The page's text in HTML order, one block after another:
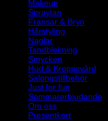
Makeup
Spraytan
Fransar & Bryn
Hårstyling
Naglar
Tandblekning
Smycken
Hud & Kroppsvård
Salongstillbehör
Just for fun
Sommarerbjudande
Om oss
Presentkort